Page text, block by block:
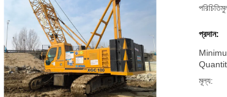
প্রদান:
মূল্য: